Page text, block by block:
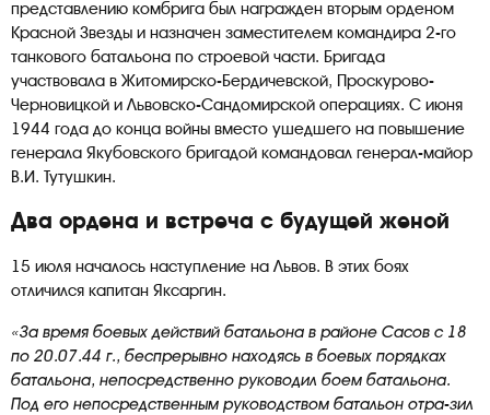
представлению комбрига был награжден вторым орденом
Красной Звезды и назначен заместителем командира 2-го
танкового батальона по строевой части. Бригада
участвовала в Житомирско-Бердичевской, Проскурово-
Черновицкой и Львовско-Сандомирской операциях. С июня
1944 года до конца войны вместо ушедшего на повышение
генерала Якубовского бригадой командовал генерал-майор
В.И. Тутушкин.
Два ордена и встреча с будущей женой
15 июля началось наступление на Львов. В этих боях
отличился капитан Яксаргин.
«За время боевых действий батальона в районе Сасов с 18
по 20.07.44 г., беспрерывно находясь в боевых порядках
батальона, непосредственно руководил боем батальона.
Под его непосредственным руководством батальон отра-зил